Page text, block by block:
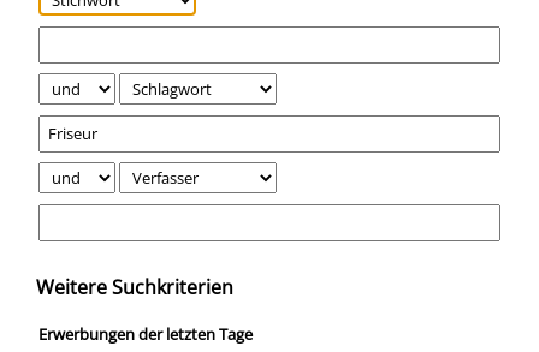
Weitere Suchkriterien
Erwerbungen der letzten Tage